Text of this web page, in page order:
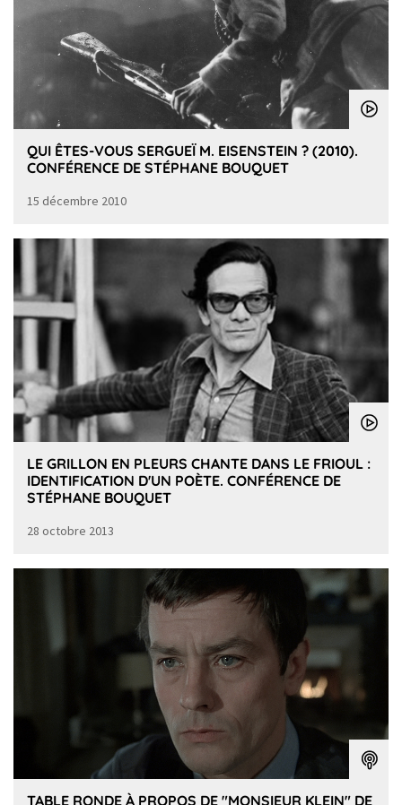
QUI ÊTES-VOUS SERGUEÏ M. EISENSTEIN ? (2010).
CONFÉRENCE DE STÉPHANE BOUQUET
15 décembre 2010
LE GRILLON EN PLEURS CHANTE DANS LE FRIOUL :
IDENTIFICATION D'UN POÈTE. CONFÉRENCE DE
STÉPHANE BOUQUET
28 octobre 2013
TABLE RONDE À PROPOS DE "MONSIEUR KLEIN" DE